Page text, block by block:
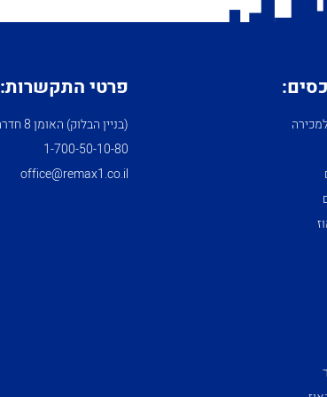
פרטי התקשרות:
(בניין הבלוק) האומן 8 חדרה
1­-700­-50-­10-­80
office@remax1.co.il